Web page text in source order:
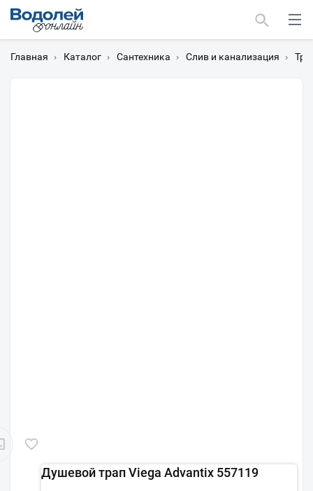
Главная › Каталог › Сантехника › Слив и канализация ›
Душевой трап Viega Advantix 557119